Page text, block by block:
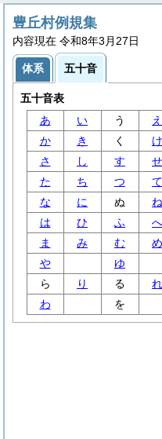
豊丘村例規集
内容現在 令和8年3月27日
体系 五十音
五十音表
あ
い う え
か
き く け
さ
し す せ
た
ち つ て
な
に ぬ ね
は
ひ ふ へ
ま
み む め
や
ゆ
ら
り る れ
わ
を